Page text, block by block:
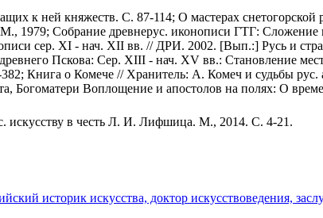
к ней княжеств. С. 87-114; О мастерах
1979; Собрание древнерус. иконописи ГТГ: Сложение
сер. XI - нач. XII вв. // ДРИ. 2002. [Вып.:] Русь и
Пскова: Сер. XIII - нач. XV вв.: Становление
Книга о Комече // Хранитель: А. Комеч и судьбы рус.
Воплощение и апостолов на полях: О
искусству в честь Л. И. Лифшица. М., 2014. С. 4-21.
историк искусства, доктор искусствоведения,